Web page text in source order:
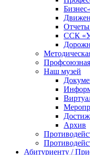
ССК
Наш музей
Архив
Абитуриенту /